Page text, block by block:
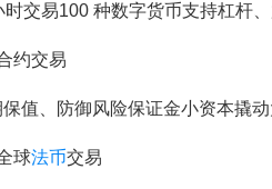
时交易100 种数字货币支持杠杆
约交易
值、防御风险保证金小资本撬
球法币交易